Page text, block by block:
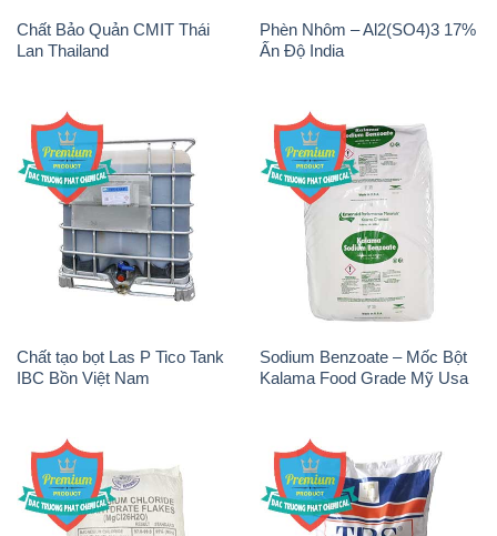
Magie Clorua – MGCL2 Dạng
Vảy Shreeji Magnesia Works
Ấn Độ India
Muối NaCL – Sodium Chloride
TRS Thái Lan
NP9 – Nonyl Phenol
Ethoxylate Indonesia
Amoniac Lỏng – NH4OH 20%
– 22% Việt Nam